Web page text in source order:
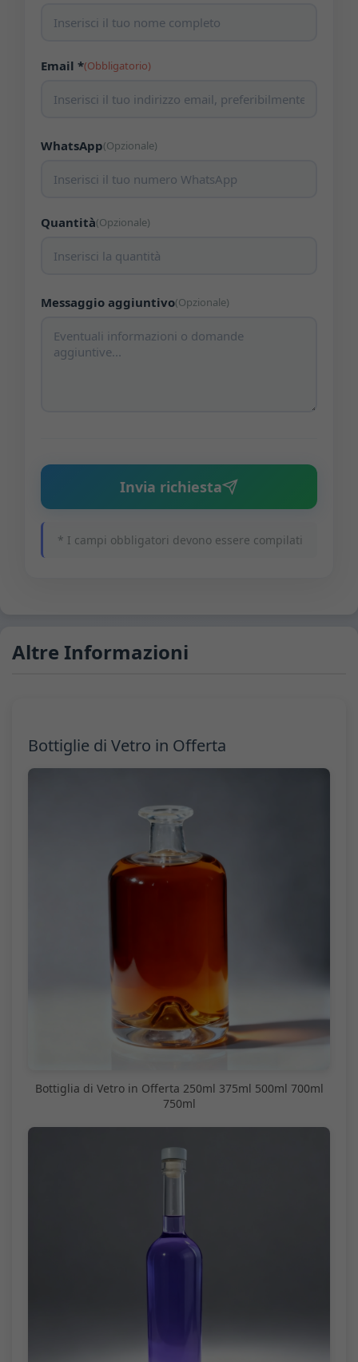
Email *(Obbligatorio)
WhatsApp(Opzionale)
Quantità(Opzionale)
Messaggio aggiuntivo(Opzionale)
Invia richiesta
* I campi obbligatori devono essere compilati
Altre Informazioni
Bottiglie di Vetro in Offerta
Bottiglia di Vetro in Offerta 250ml 375ml 500ml 700ml
750ml